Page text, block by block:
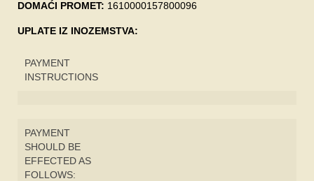
DOMAĆI PROMET: 1610000157800096
UPLATE IZ INOZEMSTVA:
PAYMENT
INSTRUCTIONS
PAYMENT
SHOULD BE
EFFECTED AS
FOLLOWS: